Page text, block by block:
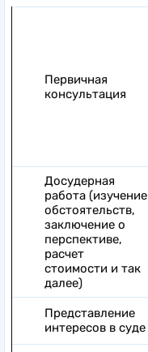
Первичная
консультация
Досудерная
работа (изучение
обстоятельств,
заключение о
перспективе,
расчет
стоимости и так
далее)
Представление
интересов в суде